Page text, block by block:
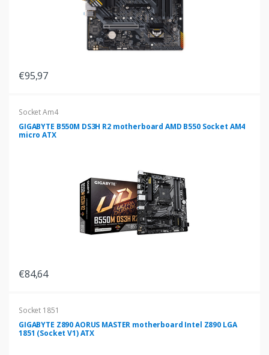
€95,97
Socket Am4
GIGABYTE B550M DS3H R2 motherboard AMD B550 Socket AM4
micro ATX
€84,64
Socket 1851
GIGABYTE Z890 AORUS MASTER motherboard Intel Z890 LGA
1851 (Socket V1) ATX